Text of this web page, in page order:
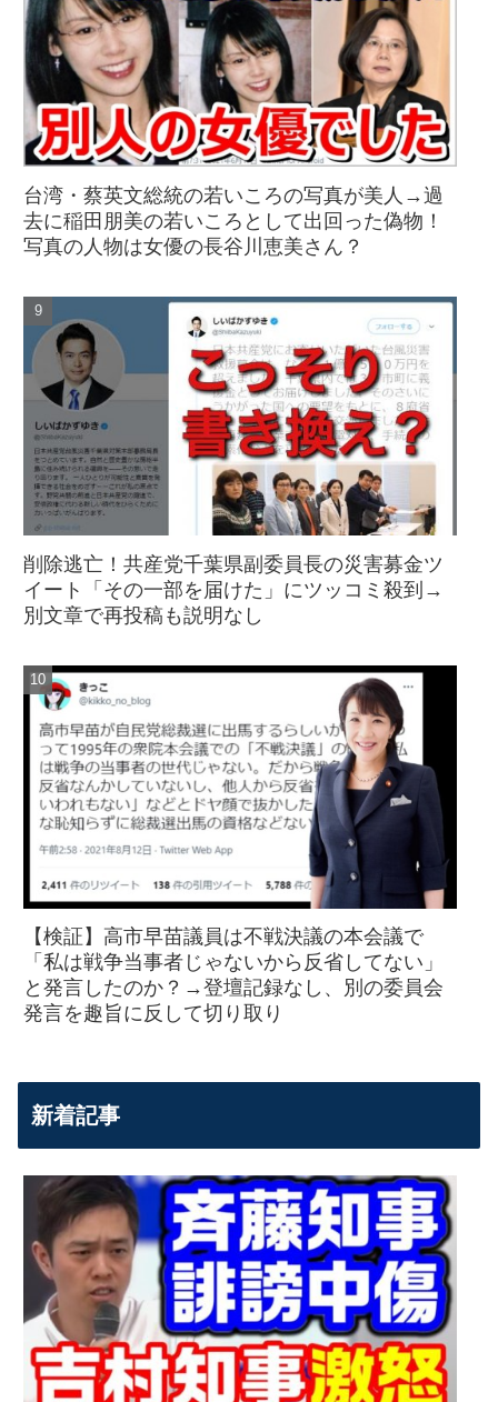
台湾・蔡英文総統の若いころの写真が美人→過
去に稲田朋美の若いころとして出回った偽物！
写真の人物は女優の長谷川恵美さん？
削除逃亡！共産党千葉県副委員長の災害募金ツ
イート「その一部を届けた」にツッコミ殺到→
別文章で再投稿も説明なし
【検証】高市早苗議員は不戦決議の本会議で
「私は戦争当事者じゃないから反省してない」
と発言したのか？→登壇記録なし、別の委員会
発言を趣旨に反して切り取り
新着記事